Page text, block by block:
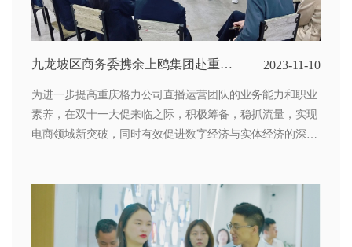
九龙坡区商务委携余上鸥集团赴重庆
2023-11-10
为进一步提高重庆格力公司直播运营团队的业务能力和职业
素养，在双十一大促来临之际，积极筹备，稳抓流量，实现
电商领域新突破，同时有效促进数字经济与实体经济的深度
重庆格力公司对直播运营工作进行点对点指导。